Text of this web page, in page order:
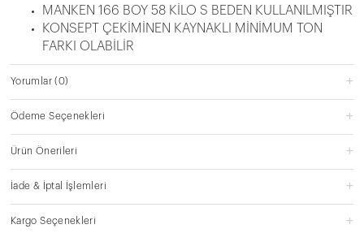
MANKEN 166 BOY 58 KİLO S BEDEN KULLANILMIŞTIR
KONSEPT ÇEKİMİNEN KAYNAKLI MİNİMUM TON
FARKI OLABİLİR
Yorumlar(0)
Ödeme Seçenekleri
Ürün Önerileri
İade & İptal İşlemleri
Kargo Seçenekleri